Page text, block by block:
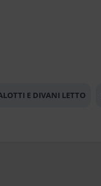
E DIVANI LETTO